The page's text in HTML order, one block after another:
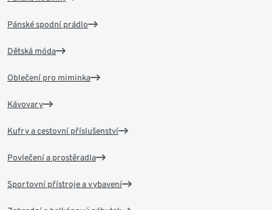
Pánské spodní prádlo
Dětská móda
Oblečení pro miminka
Kávovary
Kufry a cestovní příslušenství
Povlečení a prostěradla
Sportovní přístroje a vybavení